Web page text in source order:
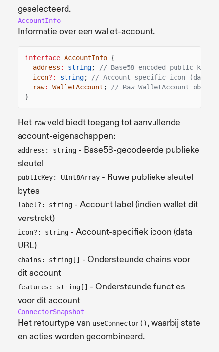
geselecteerd.
AccountInfo
Informatie over een wallet-account.
interface AccountInfo {
address : string;
// Base58-encoded public key
icon?: string;
// Account-specific icon (data
raw: WalletAccount ;
// Raw WalletAccount
}
Het rawveld biedt toegang tot aanvullende
account-eigenschappen:
address: string - Base58-gecodeerde publieke
sleutel
publicKey: Uint8Array - Ruwe publieke sleutel
bytes
label?: string - Account label (indien wallet dit
verstrekt)
icon?: string - Account-specifiek icoon (data
URL)
chains: string[] - Ondersteunde chains voor
dit account
features: string[] - Ondersteunde functies
voor dit account
ConnectorSnapshot
Het retourtype van useConnector(), waarbij state
en acties worden gecombineerd.